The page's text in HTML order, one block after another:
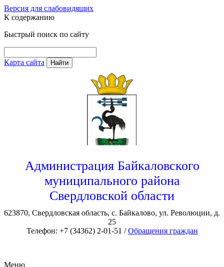
Версия для слабовидящих
К содержанию
Быстрый поиск по сайту
Карта сайта Найти
Администрация Байкаловского
муниципального района
Свердловской области
623870, Свердловская область, с. Байкалово, ул. Революции, д.
25
Телефон: +7 (34362) 2-01-51 /Обращения граждан
Меню